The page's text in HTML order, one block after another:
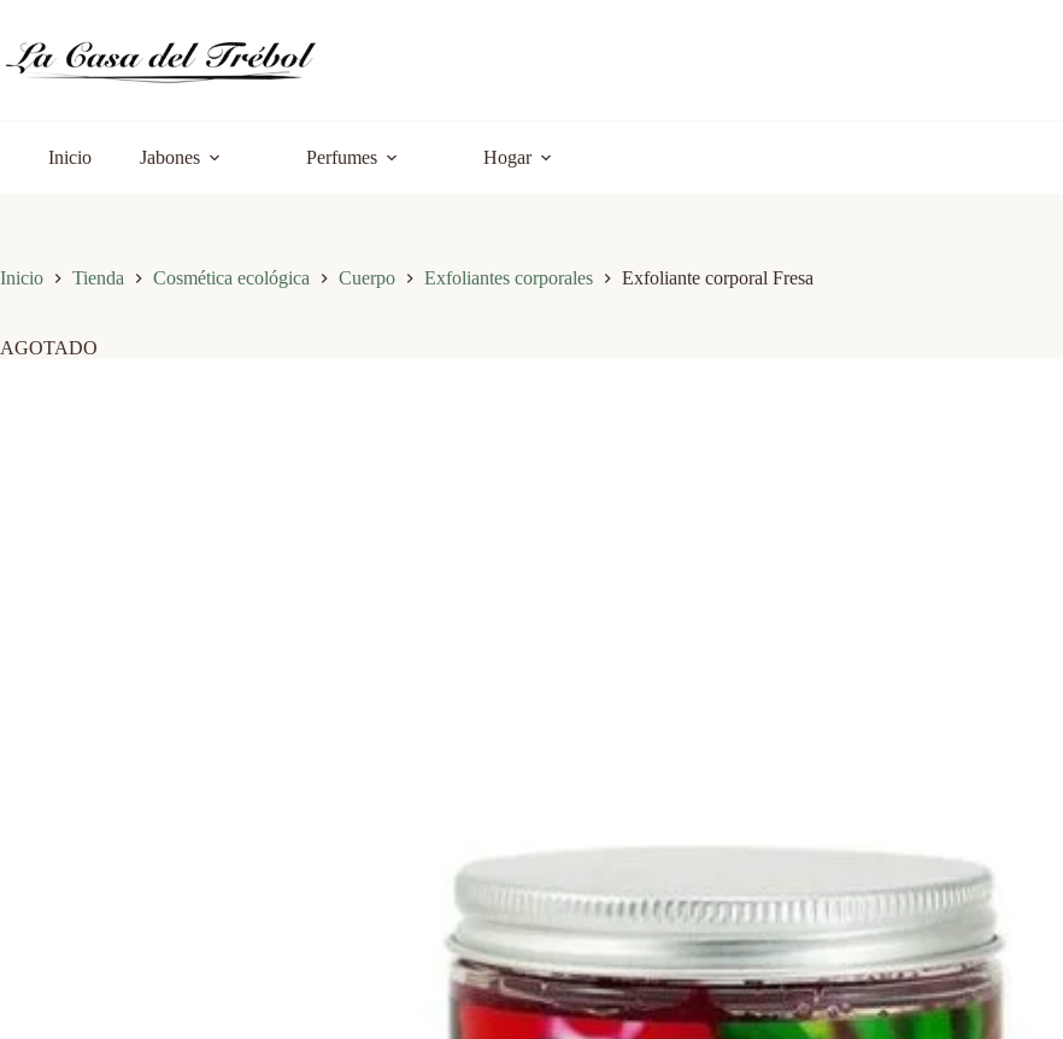
contenido
Inicio Jabones Perfumes Hogar
Inicio Tienda Cosmética ecológica Cuerpo Exfoliantes corporales Exfoliante corporal Fresa
AGOTADO